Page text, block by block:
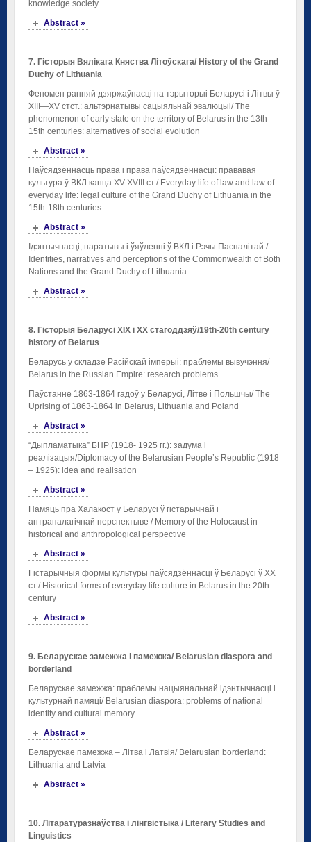
knowledge society
Abstract »
7. Гісторыя Вялікага Княства Літоўскага/ History of the Grand
Duchy of Lithuania
Феномен ранняй дзяржаўнасці на тэрыторыі Беларусі і Літвы ў
ХІІІ—XV стст.: альтэрнатывы сацыяльнай эвалюцыі/ The
phenomenon of early state on the territory of Belarus in the 13th-
15th centuries: alternatives of social evolution
Abstract »
Паўсядзённасць права і права паўсядзённасці: прававая
культура ў ВКЛ канца XV-XVIII ст./ Everyday life of law and law of
everyday life: legal culture of the Grand Duchy of Lithuania in the
15th-18th centuries
Abstract »
Ідэнтычнасці, наратывы і ўяўленні ў ВКЛ і Рэчы Паспалітай /
Identities, narratives and perceptions of the Commonwealth of Both
Nations and the Grand Duchy of Lithuania
Abstract »
8. Гісторыя Беларусі ХІХ і ХХ стагоддзяў/19th-20th century
history of Belarus
Беларусь у складзе Расійскай імперыі: праблемы вывучэння/
Belarus in the Russian Empire: research problems
Паўстанне 1863-1864 гадоў у Беларусі, Літве і Польшчы/ The
Uprising of 1863-1864 in Belarus, Lithuania and Poland
Abstract »
“Дыпламатыка” БНР (1918- 1925 гг.): задума і
реалізацыя/Diplomacy of the Belarusian People’s Republic (1918
– 1925): idea and realisation
Abstract »
Памяць пра Халакост у Беларусі ў гістарычнай і
антрапалагічнай перспектыве / Memory of the Holocaust in
historical and anthropological perspective
Abstract »
Гістарычныя формы культуры паўсядзённасці ў Беларусі ў ХХ
ст./ Historical forms of everyday life culture in Belarus in the 20th
century
Abstract »
9. Беларускае замежжа і памежжа/ Belarusian diaspora and
borderland
Беларускае замежжа: праблемы нацыянальнай ідэнтычнасці і
культурнай памяці/ Belarusian diaspora: problems of national
identity and cultural memory
Abstract »
Беларускае памежжа – Літва і Латвія/ Belarusian borderland:
Lithuania and Latvia
Abstract »
10. Літаратуразнаўства і лінгвістыка / Literary Studies and
Linguistics